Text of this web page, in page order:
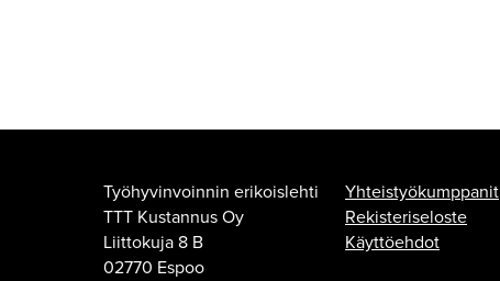
Työhyvinvoinnin erikoislehti
TTT Kustannus Oy
Liittokuja 8 B
02770 Espoo
Yhteistyökumppanit
Rekisteriseloste
Käyttöehdot